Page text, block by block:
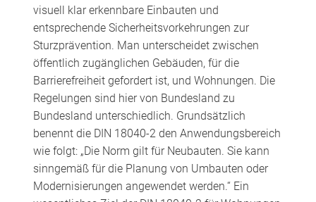
visuell klar erkennbare Einbauten und
entsprechende Sicherheitsvorkehrungen zur
Sturzprävention. Man unterscheidet zwischen
öffentlich zugänglichen Gebäuden, für die
Barrierefreiheit gefordert ist, und Wohnungen. Die
Regelungen sind hier von Bundesland zu
Bundesland unterschiedlich. Grundsätzlich
benennt die DIN 18040-2 den Anwendungsbereich
wie folgt: „Die Norm gilt für Neubauten. Sie kann
sinngemäß für die Planung von Umbauten oder
Modernisierungen angewendet werden.“ Ein